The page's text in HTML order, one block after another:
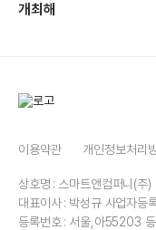
개최해
이용약관 개인정보처리
상호명 : 스마트앤컴퍼니(주)
대표이사 : 박성규 사업자
등록번호 : 서울,아55203